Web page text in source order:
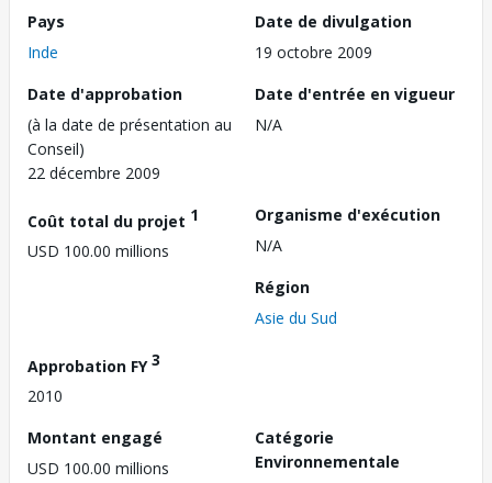
Pays
Inde
Date de divulgation
19 octobre 2009
Date d'approbation
(à la date de présentation au
Conseil)
22 décembre 2009
Date d'entrée en vigueur
N/A
Coût total du projet 1
USD 100.00 millions
Organisme d'exécution
N/A
Région
Asie du Sud
Approbation FY3
2010
Montant engagé
USD 100.00 millions
Catégorie
Environnementale